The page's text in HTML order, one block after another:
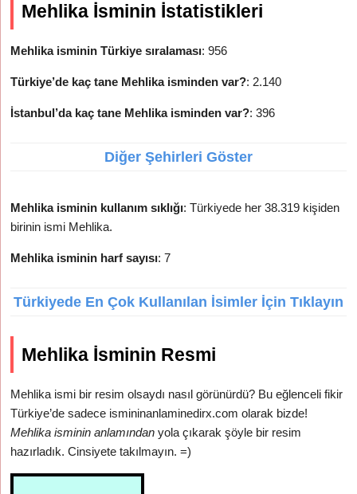
Mehlika İsminin İstatistikleri
Mehlika isminin Türkiye sıralaması: 956
Türkiye’de kaç tane Mehlika isminden var?: 2.140
İstanbul’da kaç tane Mehlika isminden var?: 396
Diğer Şehirleri Göster
Mehlika isminin kullanım sıklığı: Türkiyede her 38.319 kişiden
birinin ismi Mehlika.
Mehlika isminin harf sayısı: 7
Türkiyede En Çok Kullanılan İsimler İçin Tıklayın
Mehlika İsminin Resmi
Mehlika ismi bir resim olsaydı nasıl görünürdü? Bu eğlenceli fikir
Türkiye’de sadece ismininanlaminedirx.com olarak bizde!
Mehlika isminin anlamından yola çıkarak şöyle bir resim
hazırladık. Cinsiyete takılmayın. =)